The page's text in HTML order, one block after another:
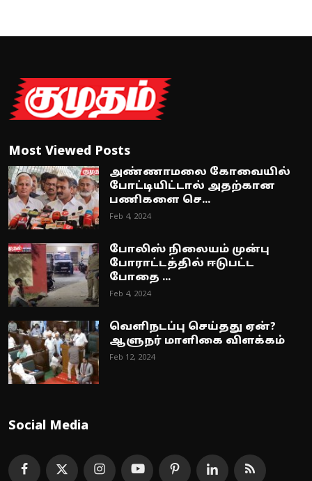
Most Viewed Posts
அண்ணாமலை கோவையில்
போட்டியிட்டால் அதற்கான
பணிகளை செ...
Feb 4, 2024
போலிஸ் நிலையம் முன்பு
போராட்டத்தில் ஈடுபட்ட
போதை ...
Feb 4, 2024
வெளிநடப்பு செய்தது ஏன்?
ஆளுநர் மாளிகை விளக்கம்
Feb 12, 2024
Social Media